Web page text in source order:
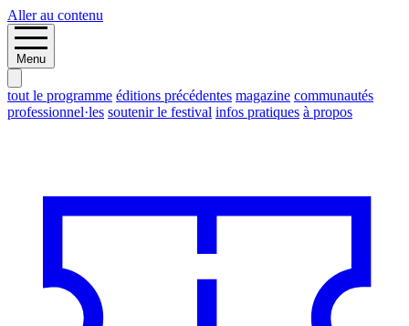
Aller au contenu
Menu
tout le programme éditions précédentes magazine communautés
professionnel·les soutenir le festival infos pratiques à propos